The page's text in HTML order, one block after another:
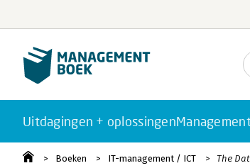
Uitdagingen + oplossingen
Boeken IT-management / ICT The